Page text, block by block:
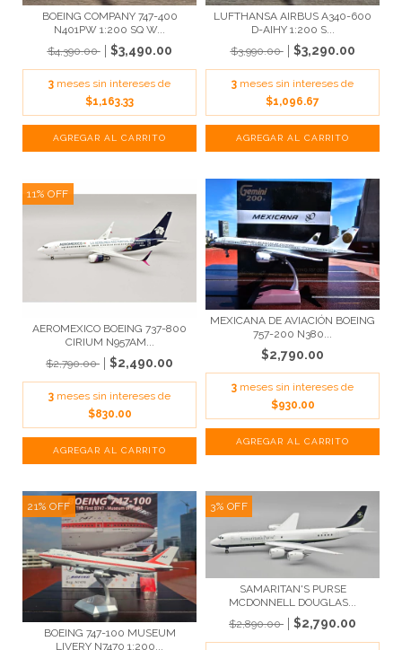
BOEING COMPANY 747-400
N401PW 1:200 SQ W...
$4,390.00
$3,490.00
3 meses sin intereses de
$1,163.33
LUFTHANSA AIRBUS A340-600
D-AIHY 1:200 S...
$3,990.00
$3,290.00
3 meses sin intereses de
$1,096.67
11% OFF
AEROMEXICO BOEING 737-800
CIRIUM N957AM...
$2,790.00
$2,490.00
3 meses sin intereses de
$830.00
MEXICANA DE AVIACIÓN BOEING
757-200 N380...
$2,790.00
3 meses sin intereses de
$930.00
21% OFF
BOEING 747-100 MUSEUM
LIVERY N7470 1:200...
3% OFF
SAMARITAN'S PURSE
MCDONNELL DOUGLAS...
$2,890.00
$2,790.00